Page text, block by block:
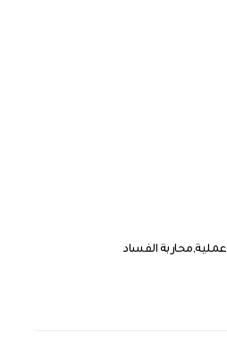
عملية محاربة الفساد